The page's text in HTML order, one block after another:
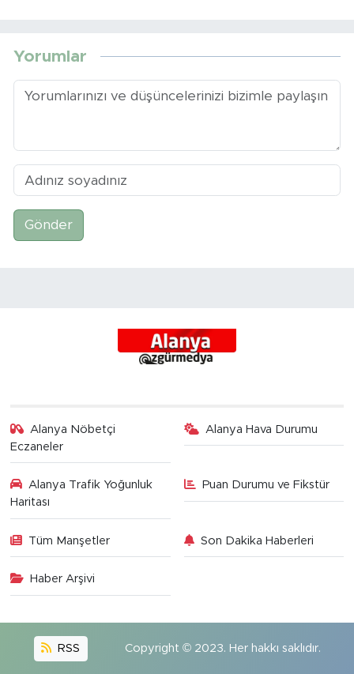
Yorumlar
Gönder
Alanya Nöbetçi
Eczaneler
Alanya Hava Durumu
Alanya Trafik Yoğunluk
Haritası
Puan Durumu ve Fikstür
Tüm Manşetler Son Dakika Haberleri
Haber Arşivi
RSS Copyright © 2023. Her hakkı saklıdır.